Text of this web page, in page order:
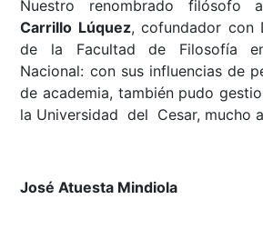
Nuestro renombrado filósofo
Carrillo Lúquez, cofundador con
de la Facultad de Filosofía
Nacional: con sus influencias de
de academia, también pudo
la Universidad del Cesar, mucho
José Atuesta Mindiola